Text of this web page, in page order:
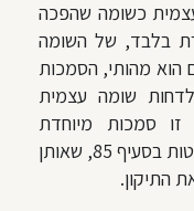
כשומה שהפכה
בלבד, של השומה
הוא מהותי, הסמכות
שומה עצמית
זו סמכות מיוחדת
המוגבלת רק לנסיבות הבאות, המפורטות בסעיף 85, שאותן
התיקון.